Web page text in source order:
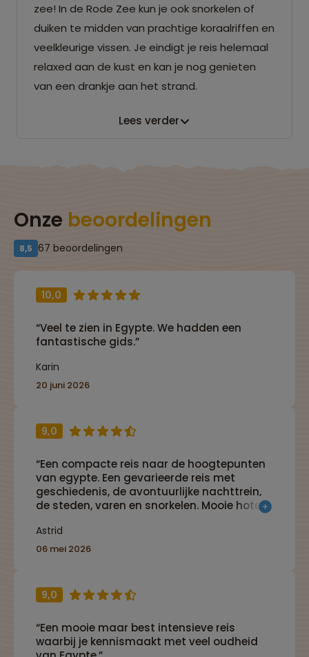
zee! In de Rode Zee kun je ook snorkelen of
duiken te midden van prachtige koraalriffen en
veelkleurige vissen. Je eindigt je reis helemaal
relaxed aan de kust en kan je nog genieten
van een drankje aan het strand.
Lees verder
Onze beoordelingen
8,5 67 beoordelingen
10,0
“Veel te zien in Egypte. We hadden een
fantastische gids.”
Karin
20 juni 2026
9,0
“Een compacte reis naar de hoogtepunten
van egypte. Een gevarieerde reis met
geschiedenis, de avontuurlijke nachttrein,
de steden, varen en snorkelen. Mooie hotels
Abdel heeft met zijn kennis over de
geschiedenis, zijn mensenkennis, zijn
meerwaarde gezorgd voor deze complete
reis.”
Astrid
06 mei 2026
9,0
“Een mooie maar best intensieve reis
waarbij je kennismaakt met veel oudheid